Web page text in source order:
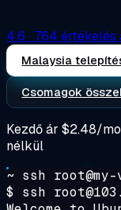
4.6 · 764
Malaysia
Csomagok
Kezdő ár $2.48/mo
nélkül
~ ssh root@my-
$ ssh